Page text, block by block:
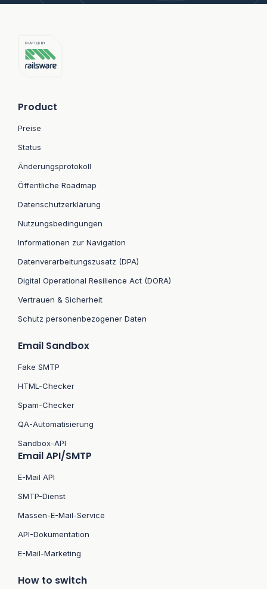
Product
Preise
Status
Änderungsprotokoll
Öffentliche Roadmap
Datenschutzerklärung
Nutzungsbedingungen
Informationen zur Navigation
Datenverarbeitungszusatz (DPA)
Digital Operational Resilience Act (DORA)
Vertrauen & Sicherheit
Schutz personenbezogener Daten
Email Sandbox
Fake SMTP
HTML-Checker
Spam-Checker
QA-Automatisierung
Sandbox-API
Email API/SMTP
E-Mail API
SMTP-Dienst
Massen-E-Mail-Service
API-Dokumentation
E-Mail-Marketing
How to switch